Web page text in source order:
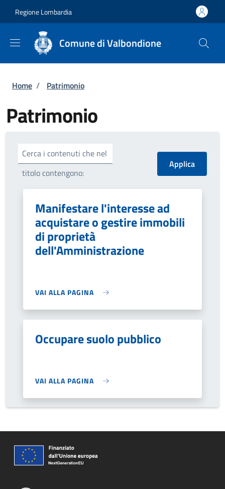
Regione Lombardia
Comune di Valbondione
Briciole di pane
Home / Patrimonio
Patrimonio
Cerca i contenuti che nel
titolo contengono:
Manifestare l'interesse ad
acquistare o gestire immobili
di proprietà
dell'Amministrazione
VAI ALLA PAGINA
Occupare suolo pubblico
VAI ALLA PAGINA